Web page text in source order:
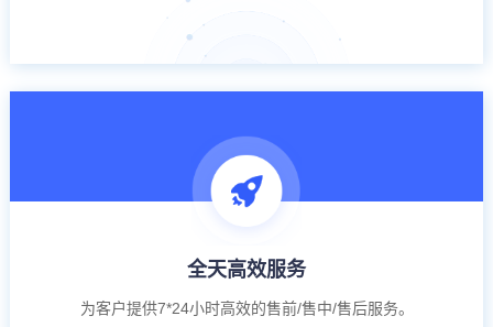
全天高效服务
为客户提供7*24小时高效的售前/售中/售后服务。